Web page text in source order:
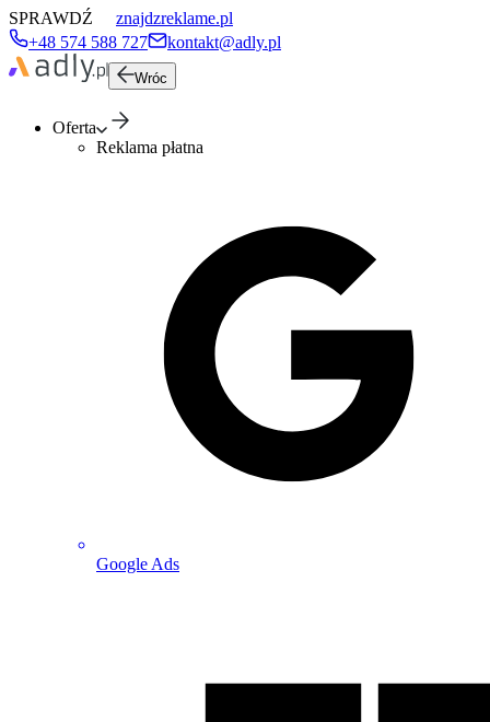
SPRAWDŹ
znajdzreklame.pl
+48 574 588 727
kontakt@adly.pl
Wróc
Oferta
Reklama płatna
Google Ads